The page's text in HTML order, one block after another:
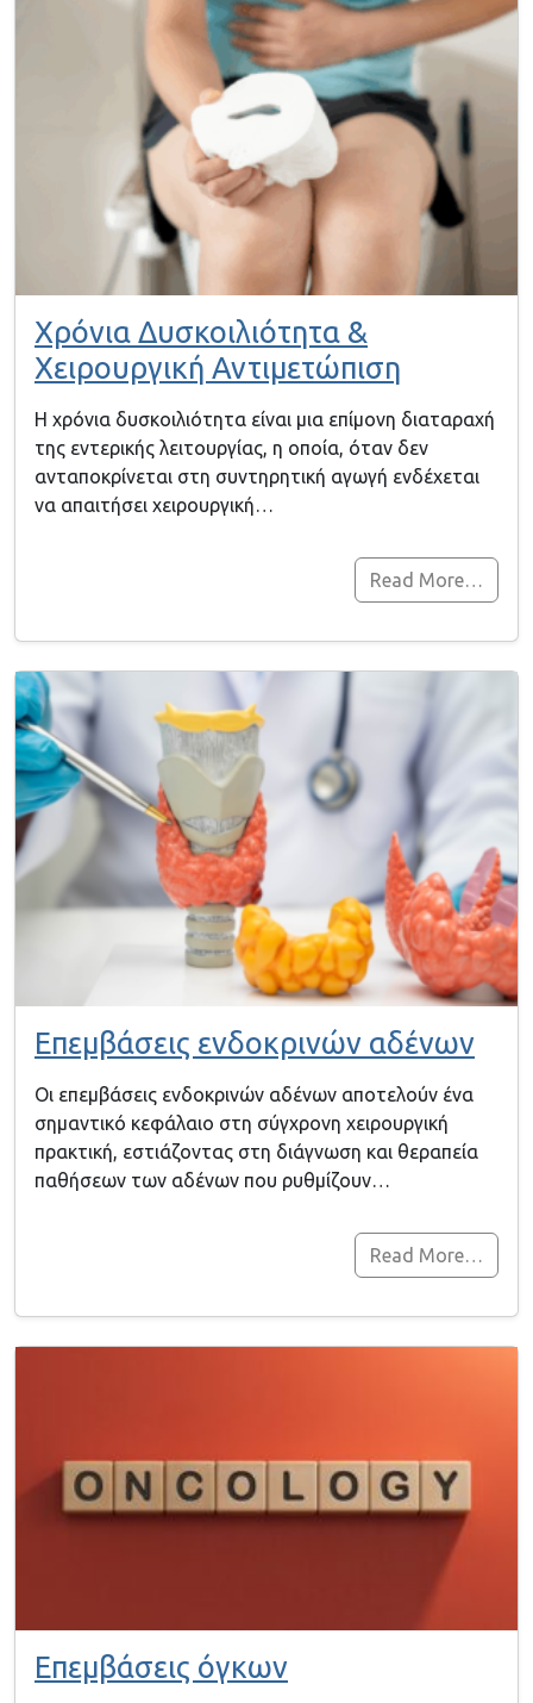
Χρόνια Δυσκοιλιότητα &
Χειρουργική Αντιμετώπιση
Η χρόνια δυσκοιλιότητα είναι μια επίμονη διαταραχή
της εντερικής λειτουργίας, η οποία, όταν δεν
ανταποκρίνεται στη συντηρητική αγωγή ενδέχεται
να απαιτήσει χειρουργική…
Read More…
Επεμβάσεις ενδοκρινών αδένων
Οι επεμβάσεις ενδοκρινών αδένων αποτελούν ένα
σημαντικό κεφάλαιο στη σύγχρονη χειρουργική
πρακτική, εστιάζοντας στη διάγνωση και θεραπεία
παθήσεων των αδένων που ρυθμίζουν…
Read More…
Επεμβάσεις όγκων